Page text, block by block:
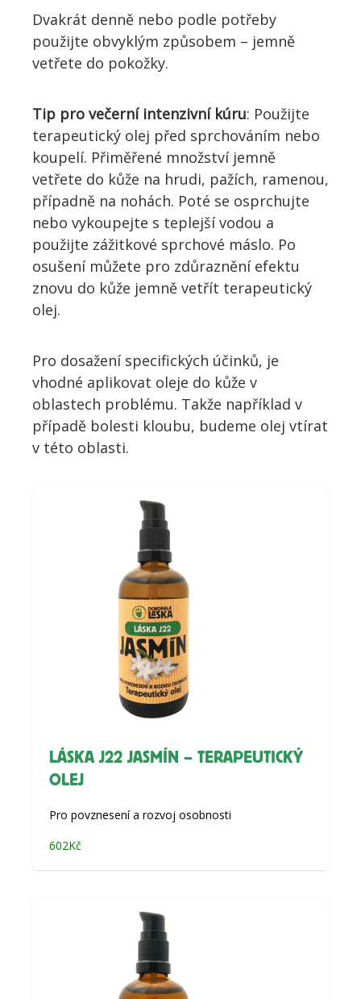
Dvakrát denně nebo podle potřeby
použijte obvyklým způsobem – jemně
vetřete do pokožky.
Tip pro večerní intenzivní kúru: Použijte
terapeutický olej před sprchováním nebo
koupelí. Přiměřené množství jemně
vetřete do kůže na hrudi, pažích, ramenou,
případně na nohách. Poté se osprchujte
nebo vykoupejte s teplejší vodou a
použijte zážitkové sprchové máslo. Po
osušení můžete pro zdůraznění efektu
znovu do kůže jemně vetřít terapeutický
olej.
Pro dosažení specifických účinků, je
vhodné aplikovat oleje do kůže v
oblastech problému. Takže například v
případě bolesti kloubu, budeme olej vtírat
v této oblasti.
LÁSKA J22 JASMÍN – TERAPEUTICKÝ
OLEJ
Pro povznesení a rozvoj osobnosti
602Kč